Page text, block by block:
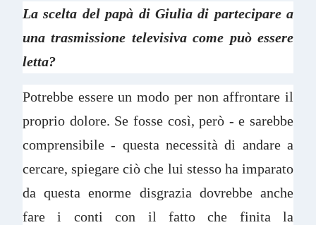
La scelta del papà di Giulia di partecipare a
una trasmissione televisiva come può essere
letta?
Potrebbe essere un modo per non affrontare il
proprio dolore. Se fosse così, però - e sarebbe
comprensibile - questa necessità di andare a
cercare, spiegare ciò che lui stesso ha imparato
da questa enorme disgrazia dovrebbe anche
fare i conti con il fatto che finita la